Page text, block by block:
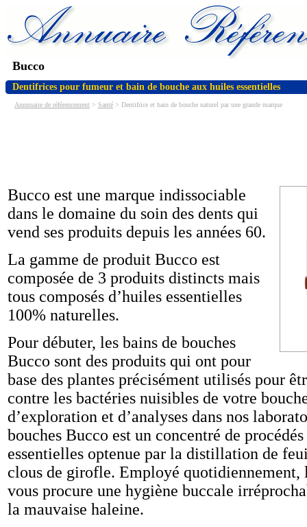
Bucco
Dentifrices pour fumeur et bain de bouche aux huiles essentielles
Annnuaire de référencement > Santé > Dentifrice et bain de bouche naturel par une grande marque
Bucco est une marque indissociable
dans le domaine du soin des dents qui
vend ses produits depuis les années 60.
La gamme de produit Bucco est
composée de 3 produits distincts mais
tous composés d’huiles essentielles
100% naturelles.
Pour débuter, les bains de bouches
Bucco sont des produits qui ont pour
base des plantes précisément utilisés pour
contre les bactéries nuisibles de votre
d’exploration et d’analyses dans nos
bouches Bucco est un concentré de
essentielles optenue par la distillation de
clous de girofle. Employé quotidiennement,
vous procure une hygiène buccale
la mauvaise haleine.